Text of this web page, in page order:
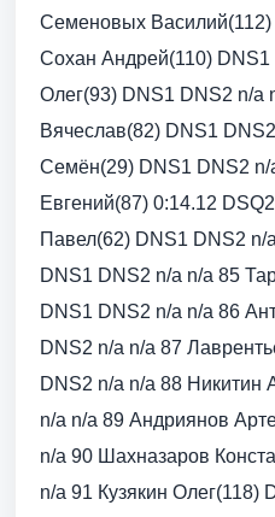
Семеновых
Сохан Андрей(110) DNS1
Олег(93) DNS1 DNS2 n/a
Вячеслав(82) DNS1
Семён(29) DNS1 DNS2
Евгений(87) 0:14.12
Павел(62) DNS1 DNS2
DNS1 DNS2 n/a n/a 85
DNS1 DNS2 n/a n/a 86
DNS2 n/a n/a 87
DNS2 n/a n/a 88 Никитин
n/a n/a 89 Андриянов
n/a 90 Шахназаров
n/a 91 Кузякин Олег(118)